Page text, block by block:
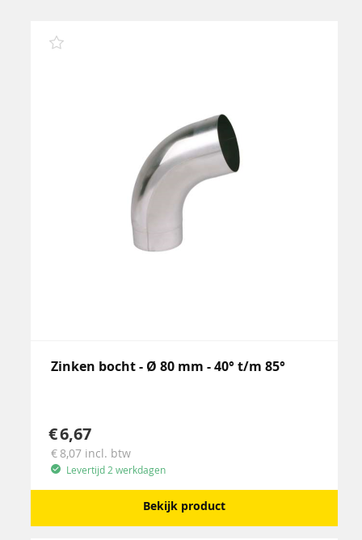
Zinken bocht - Ø 80 mm - 40° t/m 85°
6,67
8,07 incl. btw
Levertijd 2 werkdagen
Bekijk product